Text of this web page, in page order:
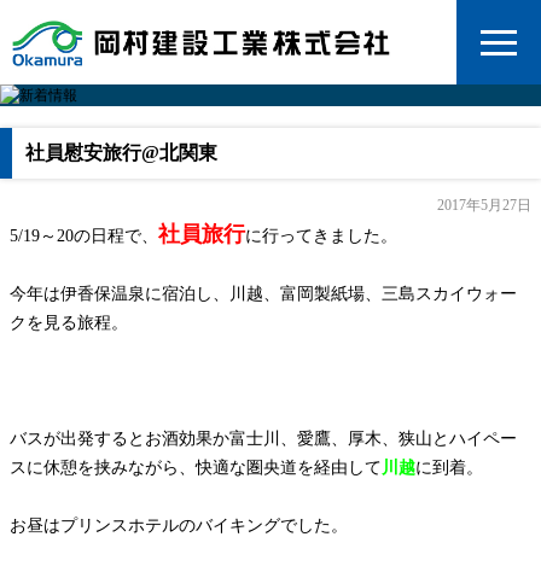
社員慰安旅行@北関東
2017年5月27日
5/19～20の日程で、 社員旅行に行ってきました。
今年は伊香保温泉に宿泊し、川越、富岡製紙場、三島スカイウォー
クを見る旅程。
バスが出発するとお酒効果か富士川、愛鷹、厚木、狭山とハイペー
スに休憩を挟みながら、快適な圏央道を経由して川越に到着。
お昼はプリンスホテルのバイキングでした。